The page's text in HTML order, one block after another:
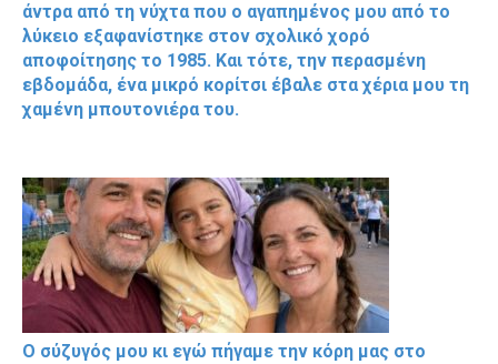
άντρα από τη νύχτα που ο αγαπημένος μου από το
λύκειο εξαφανίστηκε στον σχολικό χορό
αποφοίτησης το 1985. Και τότε, την περασμένη
εβδομάδα, ένα μικρό κορίτσι έβαλε στα χέρια μου τη
χαμένη μπουτονιέρα του.
Ο σύζυγός μου κι εγώ πήγαμε την κόρη μας στο